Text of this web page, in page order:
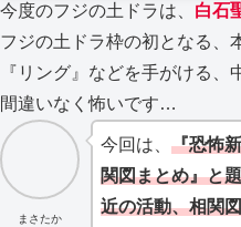
今度のフジの土ドラは、 白石
フジの土ドラ枠の初となる、
『リング』などを手がける、
間違いなく怖いです…
まさたか
今回は、 『恐怖
関図まとめ』と
近の活動、相関